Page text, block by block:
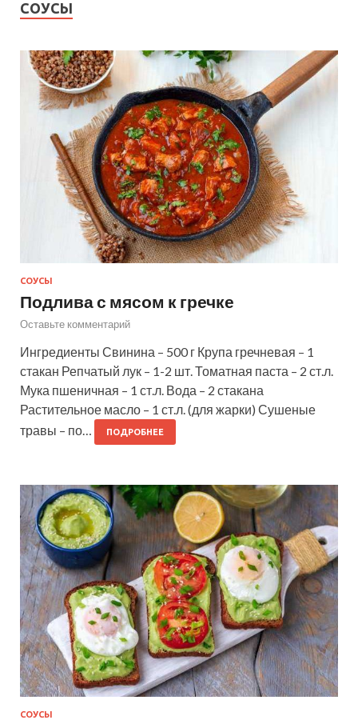
СОУСЫ
СОУСЫ
Подлива с мясом к гречке
Оставьте комментарий
Ингредиенты Свинина – 500 г Крупа гречневая – 1
стакан Репчатый лук – 1-2 шт. Томатная паста – 2 ст.л.
Мука пшеничная – 1 ст.л. Вода – 2 стакана
Растительное масло – 1 ст.л. (для жарки) Сушеные
травы – по…
ПОДРОБНЕЕ
СОУСЫ